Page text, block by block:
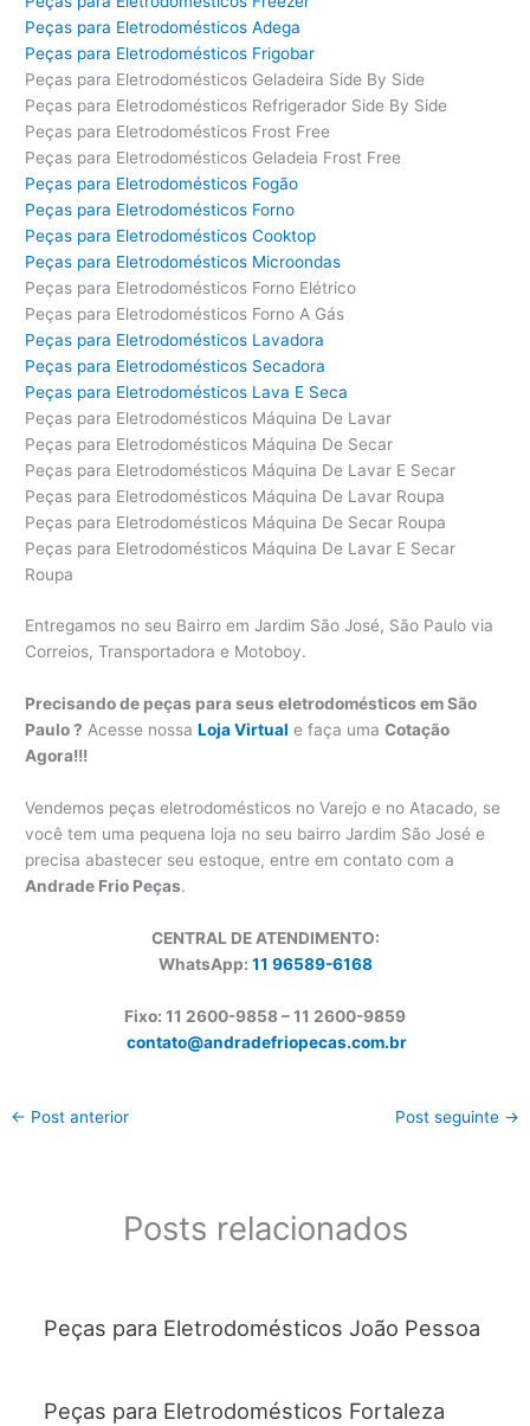
Peças para Eletrodomésticos Adega
Peças para Eletrodomésticos Frigobar
Peças para Eletrodomésticos Geladeira Side By Side
Peças para Eletrodomésticos Refrigerador Side By Side
Peças para Eletrodomésticos Frost Free
Peças para Eletrodomésticos Geladeia Frost Free
Peças para Eletrodomésticos Fogão
Peças para Eletrodomésticos Forno
Peças para Eletrodomésticos Cooktop
Peças para Eletrodomésticos Microondas
Peças para Eletrodomésticos Forno Elétrico
Peças para Eletrodomésticos Forno A Gás
Peças para Eletrodomésticos Lavadora
Peças para Eletrodomésticos Secadora
Peças para Eletrodomésticos Lava E Seca
Peças para Eletrodomésticos Máquina De Lavar
Peças para Eletrodomésticos Máquina De Secar
Peças para Eletrodomésticos Máquina De Lavar E Secar
Peças para Eletrodomésticos Máquina De Lavar Roupa
Peças para Eletrodomésticos Máquina De Secar Roupa
Peças para Eletrodomésticos Máquina De Lavar E Secar
Roupa
Entregamos no seu Bairro em Jardim São José, São Paulo via
Correios, Transportadora e Motoboy.
Precisando de peças para seus eletrodomésticos em São
Paulo ? Acesse nossaLoja Virtual e faça umaCotação
Agora!!!
Vendemos peças eletrodomésticos no Varejo e no Atacado, se
você tem uma pequena loja no seu bairro Jardim São José e
precisa abastecer seu estoque, entre em contato com a
Andrade Frio Peças.
CENTRAL DE ATENDIMENTO:
WhatsApp: 11 96589-6168
Fixo: 11 2600-9858 – 11 2600-9859
contato@andradefriopecas.com.br
← Post anterior Post seguinte →
Posts relacionados
Peças para Eletrodomésticos João Pessoa
Peças para Eletrodomésticos Fortaleza